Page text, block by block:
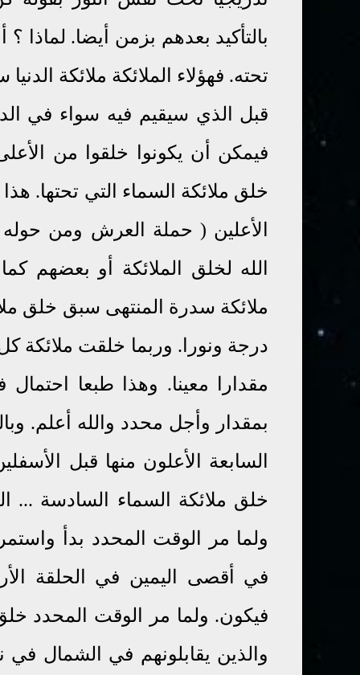
بالتأكيد بعدهم بزمن أيضا.
تحته. فهؤلاء الملائكة ملائكة
قبل الذي سيقيم فيه سواء في
فيمكن أن يكونوا خلقوا من
خلق ملائكة السماء التي تحتها.
الأعلين ( حملة العرش ومن
الله لخلق الملائكة أو بعضهم
ملائكة سدرة المنتهى سبق خلق
درجة ونورا. وربما خلقت ملائكة
مقدارا معينا. وهذا طبعا
بمقدار وأجل محدد والله أعلم.
السابعة الأعلون منها قبل
خلق ملائكة السماء السادسة ...
ولما مر الوقت المحدد بدأ
في أقصى اليمين في الحلقة
فيكون. ولما مر الوقت المحدد
والذين يقابلونهم في الشمال